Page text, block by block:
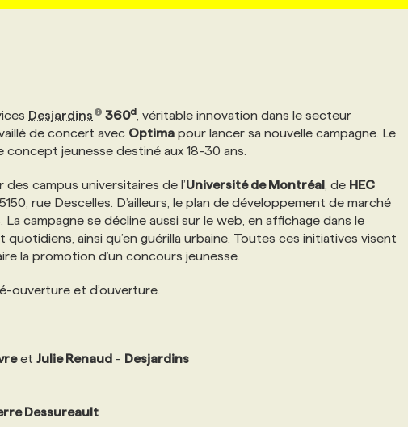
Desjardins 360d, véritable innovation dans le secteur
de concert avec Optima pour lancer sa nouvelle campagne. Le
jeunesse destiné aux 18-30 ans.
campus universitaires de l’Université de Montréal , de HEC
rue Descelles. D’ailleurs, le plan de développement de marché
campagne se décline aussi sur le web, en affichage dans le
ainsi qu’en guérilla urbaine. Toutes ces initiatives visent
la promotion d’un concours jeunesse.
ouverture et d’ouverture.
et Julie Renaud - Desjardins
Dessureault